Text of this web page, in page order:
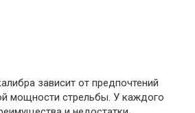
зависит от предпочтений
мощности стрельбы. У каждого